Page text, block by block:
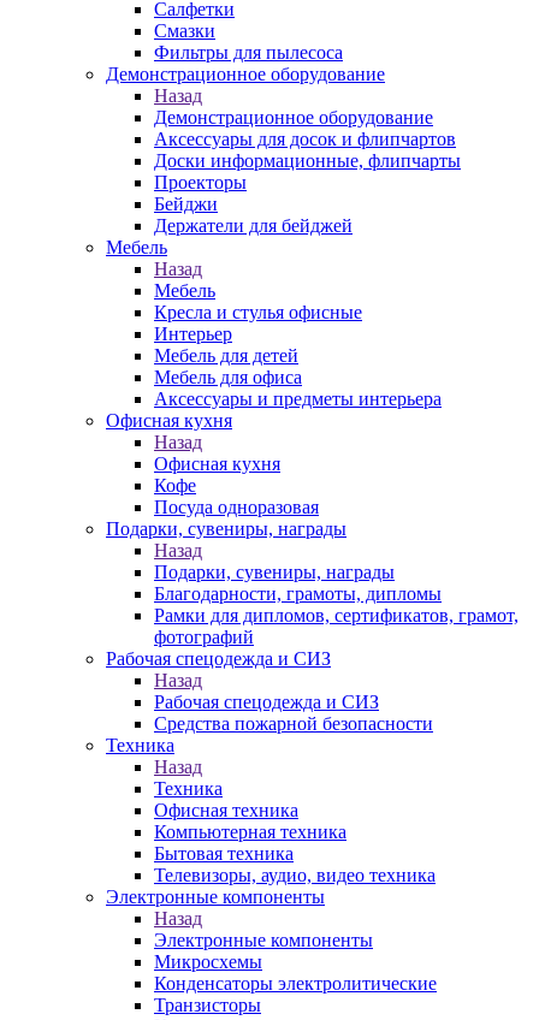
Салфетки
Смазки
Фильтры для пылесоса
Демонстрационное оборудование
Назад
Демонстрационное оборудование
Аксессуары для досок и флипчартов
Доски информационные, флипчарты
Проекторы
Бейджи
Держатели для бейджей
Мебель
Назад
Мебель
Кресла и стулья офисные
Интерьер
Мебель для детей
Мебель для офиса
Аксессуары и предметы интерьера
Офисная кухня
Назад
Офисная кухня
Кофе
Посуда одноразовая
Подарки, сувениры, награды
Назад
Подарки, сувениры, награды
Благодарности, грамоты, дипломы
Рамки для дипломов, сертификатов, грамот,
фотографий
Рабочая спецодежда и СИЗ
Назад
Рабочая спецодежда и СИЗ
Средства пожарной безопасности
Техника
Назад
Техника
Офисная техника
Компьютерная техника
Бытовая техника
Телевизоры, аудио, видео техника
Электронные компоненты
Назад
Электронные компоненты
Микросхемы
Конденсаторы электролитические
Транзисторы